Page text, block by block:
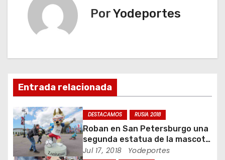
c
ó
n
d
PorYodeportes
Entrada relacionada
DESTACAMOS RUSIA 2018
Roban en San Petersburgo una
segunda estatua de la mascota
del Mundial 2018
Jul 17, 2018 Yodeportes